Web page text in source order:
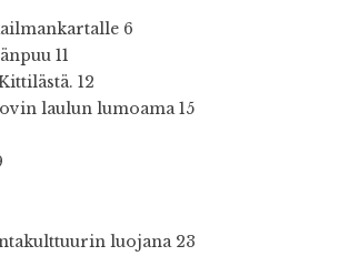
6
11
12
laulun lumoama 15
luojana 23